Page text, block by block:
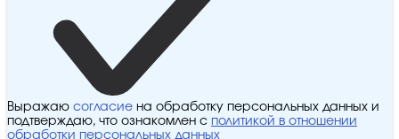
Выражаю согласие на обработку персональных данных и
подтверждаю, что ознакомлен с политикой в отношении
обработки персональных данных